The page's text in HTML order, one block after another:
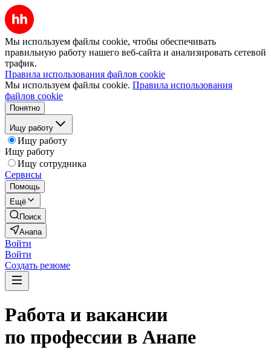
Мы используем файлы cookie, чтобы обеспечивать
правильную работу нашего веб-сайта и анализировать сетевой
трафик.
Правила использования файлов cookie
Мы используем файлы cookie. Правила использования
файлов cookie
Понятно
Ищу работу
Ищу работу
Ищу работу
Ищу сотрудника
Сервисы
Помощь
Ещё
Поиск
Анапа
Войти
Войти
Создать резюме
Работа и вакансии
по профессии в Анапе